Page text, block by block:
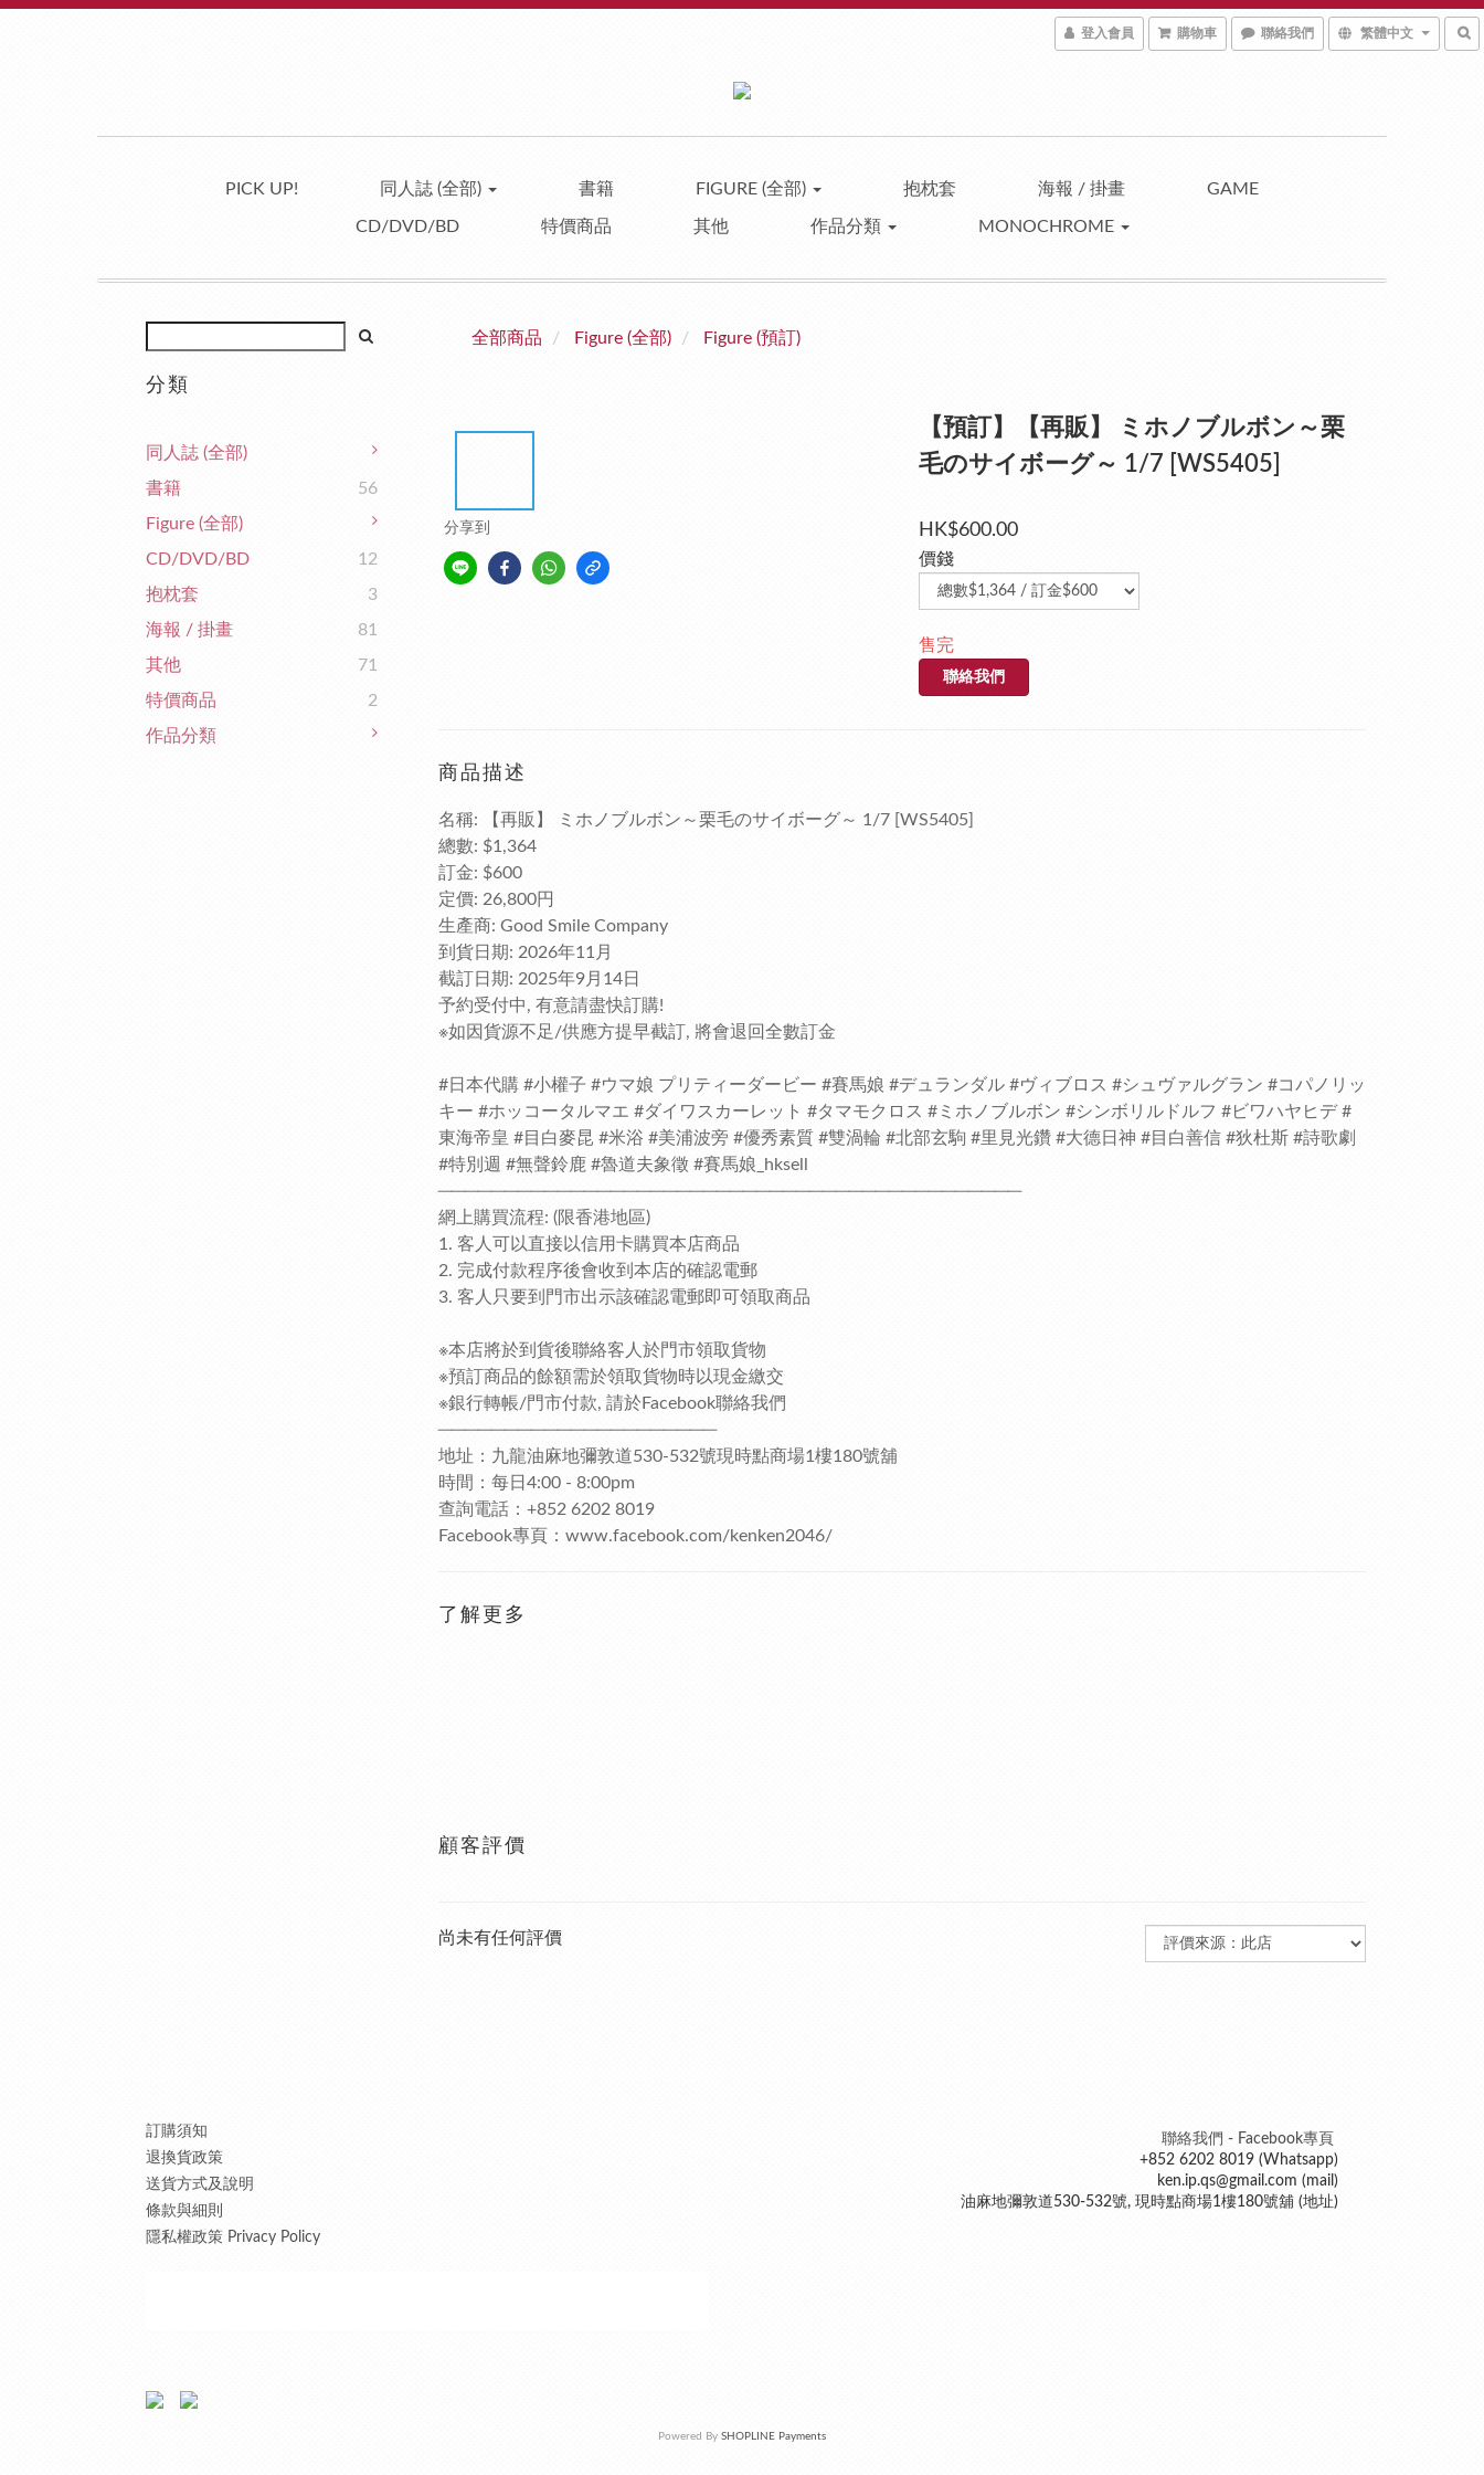
登入會員 購物車 聯絡我們 繁體中文
PICK UP! 同人誌 (全部) 書籍 FIGURE (全部) 抱枕套 海報 / 掛畫 GAME
CD/DVD/BD 特價商品 其他 作品分類 MONOCHROME
分類
同人誌 (全部)
書籍
56
Figure (全部)
CD/DVD/BD
12
抱枕套
3
海報 / 掛畫
81
其他
71
特價商品
2
作品分類
全部商品 Figure (全部) Figure (預訂)
分享到
【預訂】【再販】 ミホノブルボン～栗
毛のサイボーグ～ 1/7 [WS5405]
HK$600.00
價錢
售完
聯絡我們
商品描述
名稱: 【再販】 ミホノブルボン～栗毛のサイボーグ～ 1/7 [WS5405]
總數: $1,364
訂金: $600
定價: 26,800円
生產商: Good Smile Company
到貨日期: 2026年11月
截訂日期: 2025年9月14日
予約受付中, 有意請盡快訂購!
※如因貨源不足/供應方提早截訂, 將會退回全數訂金
#日本代購 #小權子 #ウマ娘 プリティーダービー #賽馬娘 #デュランダル #ヴィブロス #シュヴァルグラン #コパノリッ
キー #ホッコータルマエ #ダイワスカーレット #タマモクロス #ミホノブルボン #シンボリルドルフ #ビワハヤヒデ #
東海帝皇 #目白麥昆 #米浴 #美浦波旁 #優秀素質 #雙渦輪 #北部玄駒 #里見光鑽 #大德日神 #目白善信 #狄杜斯 #詩歌劇
#特別週 #無聲鈴鹿 #魯道夫象徵 #賽馬娘_hksell
────────────────────────────────────────────
網上購買流程: (限香港地區)
1. 客人可以直接以信用卡購買本店商品
2. 完成付款程序後會收到本店的確認電郵
3. 客人只要到門市出示該確認電郵即可領取商品
※本店將於到貨後聯絡客人於門市領取貨物
※預訂商品的餘額需於領取貨物時以現金繳交
※銀行轉帳/門市付款, 請於Facebook聯絡我們
─────────────────────
地址：九龍油麻地彌敦道530-532號現時點商場1樓180號舖
時間：每日4:00 - 8:00pm
查詢電話：+852 6202 8019
Facebook專頁：www.facebook.com/kenken2046/
了解更多
顧客評價
尚未有任何評價
訂購須知
退換貨政策
送貨方式及說明
條款與細則
隱私權政策 Privacy Policy
聯絡我們 - Facebook專頁
+852 6202 8019 (Whatsapp)
ken.ip.qs@gmail.com (mail)
油麻地彌敦道530-532號, 現時點商場1樓180號舖 (地址)
Powered By SHOPLINE Payments